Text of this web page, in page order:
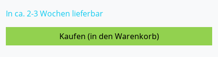
In ca. 2-3 Wochen lieferbar
Kaufen (in den Warenkorb)